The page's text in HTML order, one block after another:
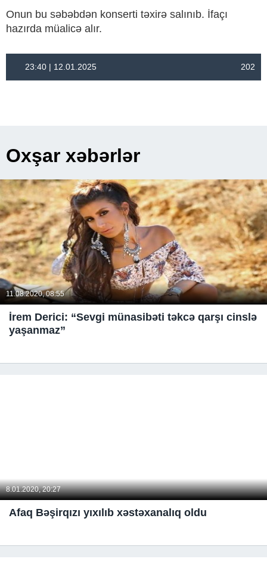
Onun bu səbəbdən konserti təxirə salınıb. İfaçı
hazırda müalicə alır.
23:40 | 12.01.2025 202
Oxşar xəbərlər
11.08.2020, 08:55
İrem Derici: “Sevgi münasibəti təkcə qarşı cinslə
yaşanmaz”
8.01.2020, 20:27
Afaq Bəşirqızı yıxılıb xəstəxanalıq oldu